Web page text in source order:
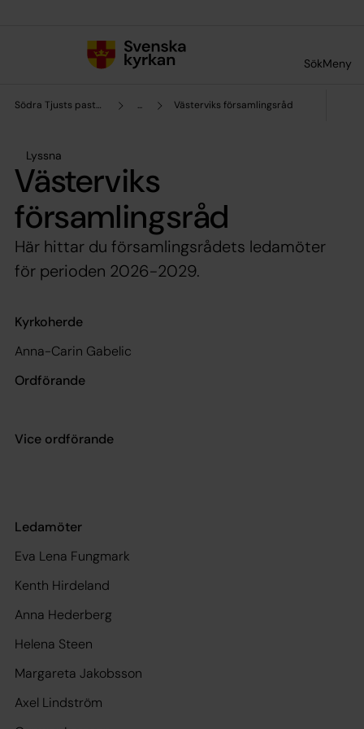
SökMeny
Södra Tjusts pastorat ... Västerviks församlingsråd
Lyssna
Västerviks
församlingsråd
Här hittar du församlingsrådets ledamöter
för perioden 2026-2029.
Kyrkoherde
Anna-Carin Gabelic
Ordförande
Vice ordförande
Ledamöter
Eva Lena Fungmark
Kenth Hirdeland
Anna Hederberg
Helena Steen
Margareta Jakobsson
Axel Lindström